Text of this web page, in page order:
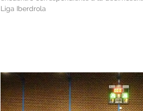
Liga Iberdrola